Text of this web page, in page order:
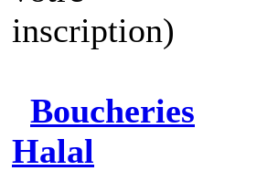
inscription)
Boucheries
Halal